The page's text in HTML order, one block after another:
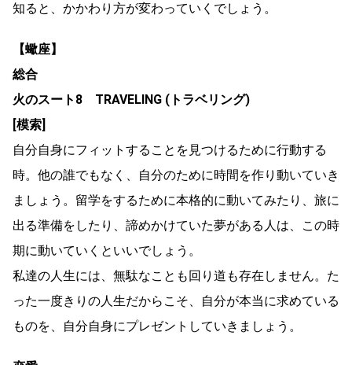
知ると、かかわり方が変わっていくでしょう。
【蠍座】
総合
火のスート8 TRAVELING (トラベリング)
[模索]
自分自身にフィットすることを見つけるために行動する
時。他の誰でもなく、自分のために時間を作り動いていき
ましょう。留学をするために本格的に動いてみたり、旅に
出る準備をしたり、諦めかけていた夢がある人は、この時
期に動いていくといいでしょう。
私達の人生には、無駄なことも回り道も存在しません。た
った一度きりの人生だからこそ、自分が本当に求めている
ものを、自分自身にプレゼントしていきましょう。